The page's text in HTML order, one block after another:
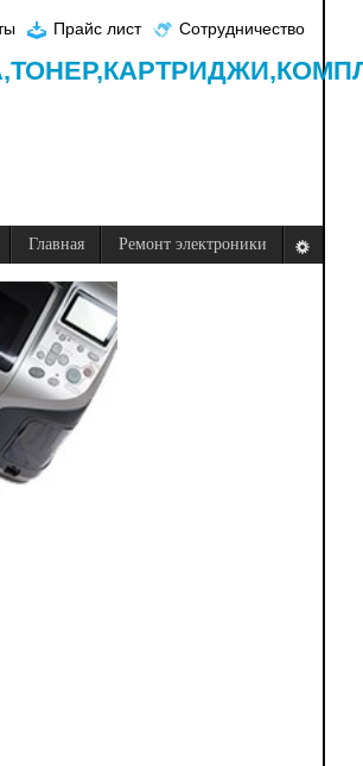
Прайс лист Сотрудничество
ТОНЕР,КАРТРИДЖИ,
Главная Ремонт электроники